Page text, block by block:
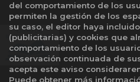
del comportamiento de los
permiten la gestión de los
su caso, el editor haya
(publicitarias) y cookies que
comportamiento de los
observación continuada de
acepta este aviso
Puede obtener más